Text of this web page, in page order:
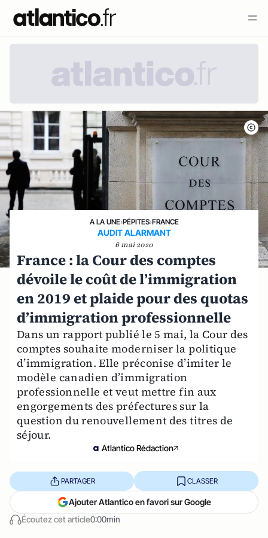
A LA UNE›PÉPITES›FRANCE
AUDIT ALARMANT
6 mai 2020
France : la Cour des comptes
dévoile le coût de l’immigration
en 2019 et plaide pour des quotas
d’immigration professionnelle
Dans un rapport publié le 5 mai, la Cour des
comptes souhaite moderniser la politique
d’immigration. Elle préconise d’imiter le
modèle canadien d’immigration
professionnelle et veut mettre fin aux
engorgements des préfectures sur la
question du renouvellement des titres de
séjour.
Atlantico Rédaction
Écoutez cet article0:00min
PARTAGER CLASSER
Ajouter Atlantico en favori sur Google